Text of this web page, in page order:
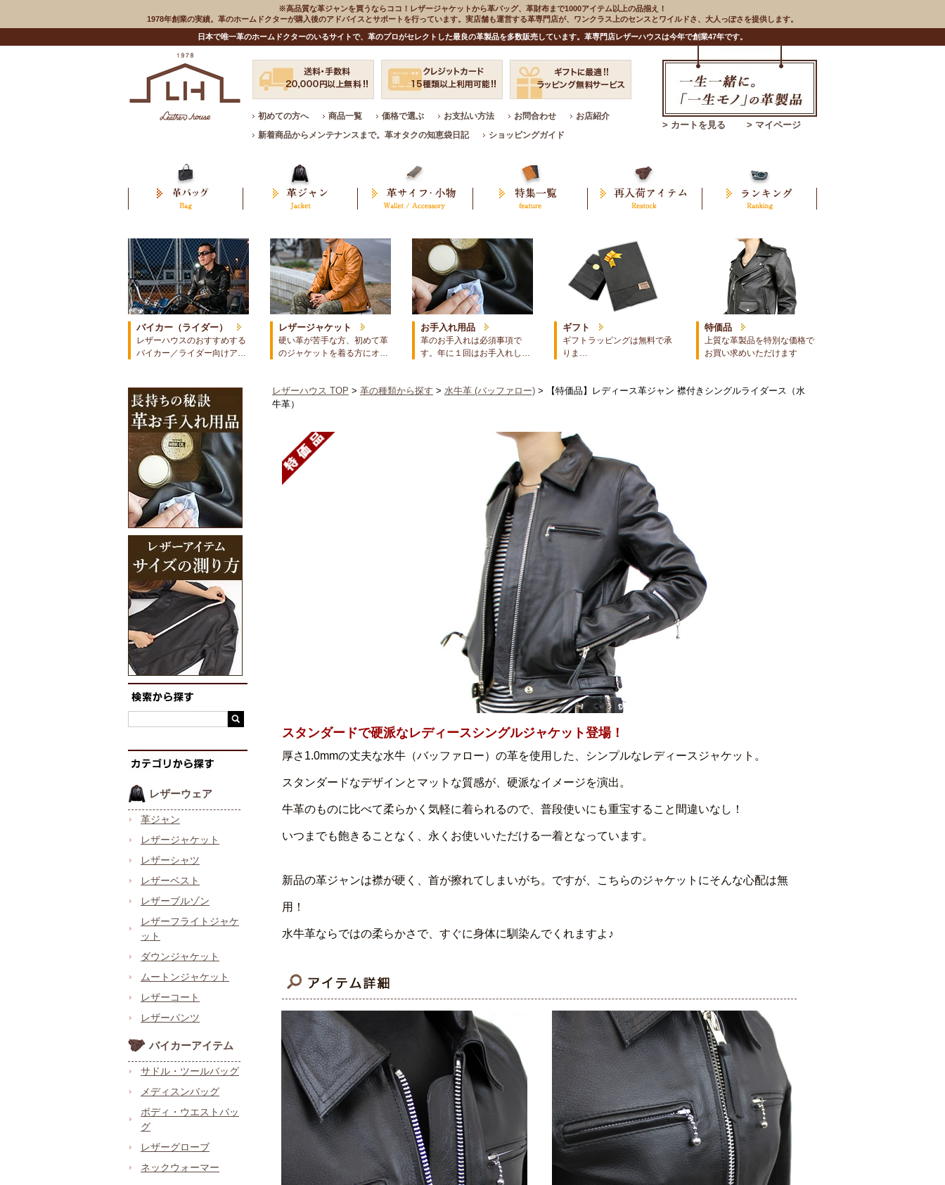
※高品質な革ジャンを買うならココ！レザージャケットから革バッグ、革財布まで1000アイテム以上の品揃え！
1978年創業の実績。革のホームドクターが購入後のアドバイスとサポートを行っています。実店舗も運営する革専門店が、ワンクラス上のセンスとワイルドさ、大人っぽさを提供します。
日本で唯一革のホームドクターのいるサイトで、革のプロがセレクトした最良の革製品を多数販売しています。革専門店レザーハウスは今年で創業47年です。
初めての方へ 商品一覧 価格で選ぶ お支払い方法 お問合わせ
お店紹介
新着商品からメンテナンスまで。革オタクの知恵袋日記
ショッピングガイド
> カートを見る > マイページ
バイカー（ライダー）
レザーハウスのおすすめする
バイカー／ライダー向けア…
レザージャケット
硬い革が苦手な方、初めて革
のジャケットを着る方にオ…
お手入れ用品
革のお手入れは必須事項で
す。年に１回はお手入れし…
ギフト
ギフトラッピングは無料で承
りま…
特価品
上質な革製品を特別な価格で
お買い求めいただけます
レザーウェア
革ジャン
レザージャケット
レザーシャツ
レザーベスト
レザーブルゾン
レザーフライトジャケ
ット
ダウンジャケット
ムートンジャケット
レザーコート
レザーパンツ
バイカーアイテム
サドル・ツールバッグ
メディスンバッグ
ボディ・ウエストバッ
グ
レザーグローブ
ネックウォーマー
レザーハウス TOP > 革の種類から探す > 水牛革 (バッファロー) > 【特価品】レディース革ジャン 襟付きシングルライダース（水
牛革）
スタンダードで硬派なレディースシングルジャケット登場！
厚さ1.0mmの丈夫な水牛（バッファロー）の革を使用した、シンプルなレディースジャケット。
スタンダードなデザインとマットな質感が、硬派なイメージを演出。
牛革のものに比べて柔らかく気軽に着られるので、普段使いにも重宝すること間違いなし！
いつまでも飽きることなく、永くお使いいただける一着となっています。
新品の革ジャンは襟が硬く、首が擦れてしまいがち。ですが、こちらのジャケットにそんな心配は無
用！
水牛革ならではの柔らかさで、すぐに身体に馴染んでくれますよ♪